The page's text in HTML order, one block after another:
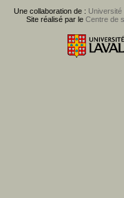
Une collaboration de : Université
Site réalisé par le Centre de